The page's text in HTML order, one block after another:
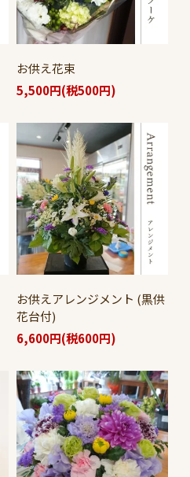
お供え花束
5,500円(税500円)
お供えアレンジメント (黒供
花台付)
6,600円(税600円)